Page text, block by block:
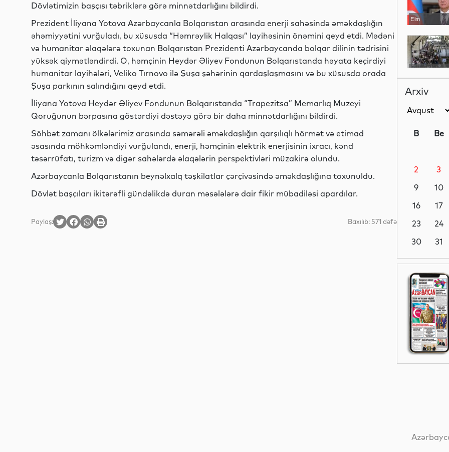
Dövlətimizin başçısı təbriklərə görə minnətdarlığını bildirdi.
Prezident İliyana Yotova Azərbaycanla Bolqarıstan arasında enerji sahəsində əməkdaşlığın
əhəmiyyətini vurğuladı, bu xüsusda “Həmrəylik Halqası” layihəsinin önəmini qeyd etdi. Mədəni
və humanitar əlaqələrə toxunan Bolqarıstan Prezidenti Azərbaycanda bolqar dilinin tədrisini
yüksək qiymətləndirdi. O, həmçinin Heydər Əliyev Fondunun Bolqarıstanda həyata keçirdiyi
humanitar layihələri, Veliko Tırnovo ilə Şuşa şəhərinin qardaşlaşmasını və bu xüsusda orada
Şuşa parkının salındığını qeyd etdi.
İliyana Yotova Heydər Əliyev Fondunun Bolqarıstanda “Trapezitsa” Memarlıq Muzeyi
Qoruğunun bərpasına göstərdiyi dəstəyə görə bir daha minnətdarlığını bildirdi.
Söhbət zamanı ölkələrimiz arasında səmərəli əməkdaşlığın qarşılıqlı hörmət və etimad
əsasında möhkəmləndiyi vurğulandı, enerji, həmçinin elektrik enerjisinin ixracı, kənd
təsərrüfatı, turizm və digər sahələrdə əlaqələrin perspektivləri müzakirə olundu.
Azərbaycanla Bolqarıstanın beynəlxalq təşkilatlar çərçivəsində əməkdaşlığına toxunuldu.
Dövlət başçıları ikitərəfli gündəlikdə duran məsələlərə dair fikir mübadiləsi apardılar.
Paylaş: Baxılıb: 571 dəfə
Elm
Dünya
Yeni
Analitik
Analitik
Ədəbiyyat
Arxiv
B Be
2
3
9
10
16
17
23
24
30
31